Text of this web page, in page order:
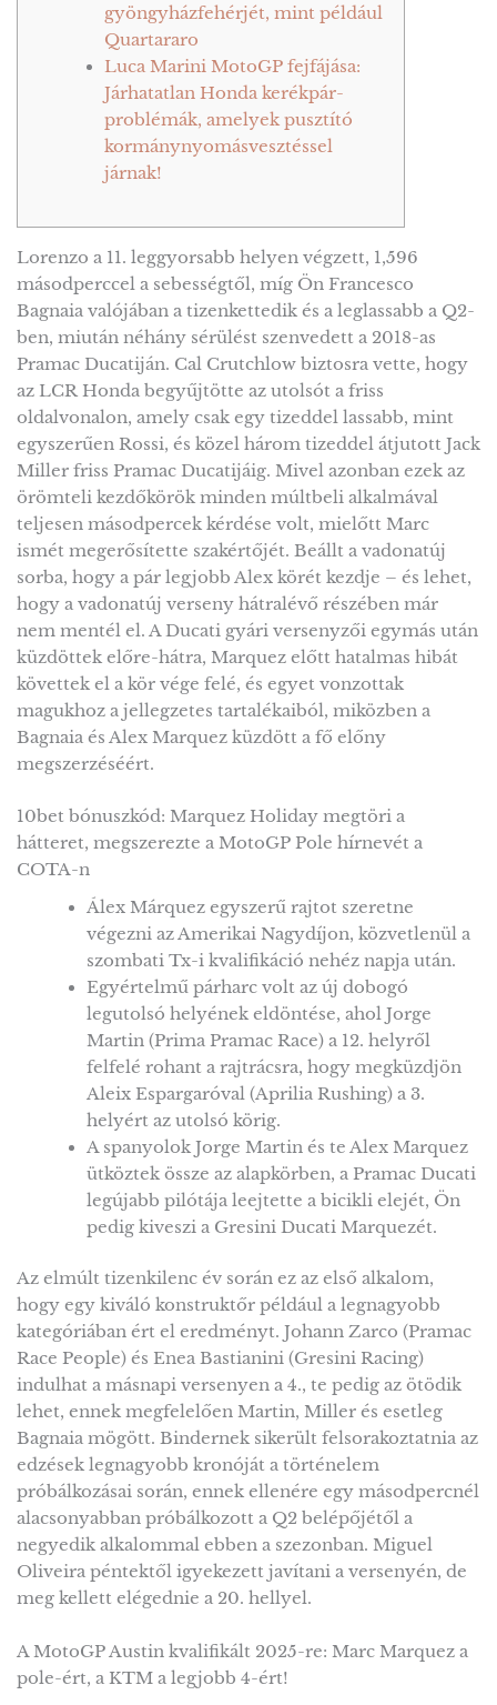
gyöngyházfehérjét, mint például
Quartararo
Luca Marini MotoGP fejfájása:
Járhatatlan Honda kerékpár-
problémák, amelyek pusztító
kormánynyomásvesztéssel
járnak!
Lorenzo a 11. leggyorsabb helyen végzett, 1,596
másodperccel a sebességtől, míg Ön Francesco
Bagnaia valójában a tizenkettedik és a leglassabb a Q2-
ben, miután néhány sérülést szenvedett a 2018-as
Pramac Ducatiján. Cal Crutchlow biztosra vette, hogy
az LCR Honda begyűjtötte az utolsót a friss
oldalvonalon, amely csak egy tizeddel lassabb, mint
egyszerűen Rossi, és közel három tizeddel átjutott Jack
Miller friss Pramac Ducatijáig. Mivel azonban ezek az
örömteli kezdőkörök minden múltbeli alkalmával
teljesen másodpercek kérdése volt, mielőtt Marc
ismét megerősítette szakértőjét. Beállt a vadonatúj
sorba, hogy a pár legjobb Alex körét kezdje – és lehet,
hogy a vadonatúj verseny hátralévő részében már
nem mentél el. A Ducati gyári versenyzői egymás után
küzdöttek előre-hátra, Marquez előtt hatalmas hibát
követtek el a kör vége felé, és egyet vonzottak
magukhoz a jellegzetes tartalékaiból, miközben a
Bagnaia és Alex Marquez küzdött a fő előny
megszerzéséért.
10bet bónuszkód: Marquez Holiday megtöri a
hátteret, megszerezte a MotoGP Pole hírnevét a
COTA-n
Álex Márquez egyszerű rajtot szeretne
végezni az Amerikai Nagydíjon, közvetlenül a
szombati Tx-i kvalifikáció nehéz napja után.
Egyértelmű párharc volt az új dobogó
legutolsó helyének eldöntése, ahol Jorge
Martin (Prima Pramac Race) a 12. helyről
felfelé rohant a rajtrácsra, hogy megküzdjön
Aleix Espargaróval (Aprilia Rushing) a 3.
helyért az utolsó körig.
A spanyolok Jorge Martin és te Alex Marquez
ütköztek össze az alapkörben, a Pramac Ducati
legújabb pilótája leejtette a bicikli elejét, Ön
pedig kiveszi a Gresini Ducati Marquezét.
Az elmúlt tizenkilenc év során ez az első alkalom,
hogy egy kiváló konstruktőr például a legnagyobb
kategóriában ért el eredményt. Johann Zarco (Pramac
Race People) és Enea Bastianini (Gresini Racing)
indulhat a másnapi versenyen a 4., te pedig az ötödik
lehet, ennek megfelelően Martin, Miller és esetleg
Bagnaia mögött. Bindernek sikerült felsorakoztatnia az
edzések legnagyobb kronóját a történelem
próbálkozásai során, ennek ellenére egy másodpercnél
alacsonyabban próbálkozott a Q2 belépőjétől a
negyedik alkalommal ebben a szezonban. Miguel
Oliveira péntektől igyekezett javítani a versenyén, de
meg kellett elégednie a 20. hellyel.
A MotoGP Austin kvalifikált 2025-re: Marc Marquez a
pole-ért, a KTM a legjobb 4-ért!